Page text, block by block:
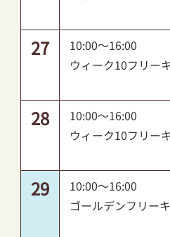
27
10:00～16:00
ウィーク10フリー
28
10:00～16:00
ウィーク10フリー
29
10:00～16:00
ゴールデンフリー